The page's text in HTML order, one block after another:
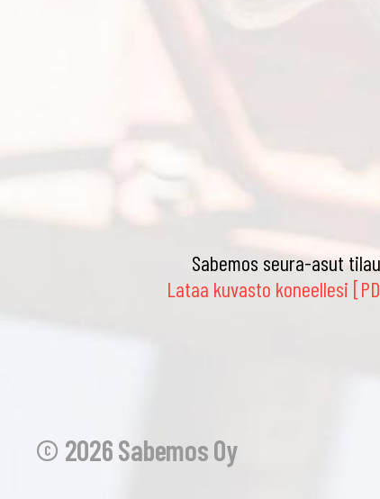
Sabemos seura-asut
Lataa kuvasto koneellesi
© 2026 Sabemos Oy